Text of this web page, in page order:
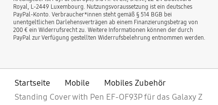
Royal, L-2449 Luxembourg. Nutzungsvoraussetzung ist ein deutsches
PayPal-Konto. Verbraucher*innen steht gemäß § 514 BGB bei
unentgeltlichen Darlehensverträgen ab einem Finanzierungsbetrag von
200 € ein Widerrufsrecht zu. Weitere Informationen können der durch
PayPal zur Verfügung gestellten Widerrufsbelehrung entnommen werden.
Startseite Mobile
Mobiles Zubehör
Standing Cover with Pen EF-OF93P für das Galaxy Z